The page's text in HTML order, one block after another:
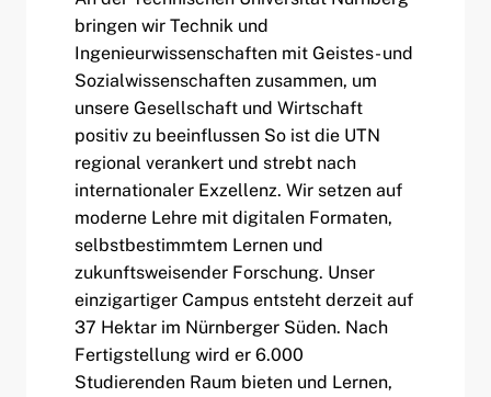
bringen wir Technik und
Ingenieurwissenschaften mit Geistes- und
Sozialwissenschaften zusammen, um
unsere Gesellschaft und Wirtschaft
positiv zu beeinflussen So ist die UTN
regional verankert und strebt nach
internationaler Exzellenz. Wir setzen auf
moderne Lehre mit digitalen Formaten,
selbstbestimmtem Lernen und
zukunftsweisender Forschung. Unser
einzigartiger Campus entsteht derzeit auf
37 Hektar im Nürnberger Süden. Nach
Fertigstellung wird er 6.000
Studierenden Raum bieten und Lernen,